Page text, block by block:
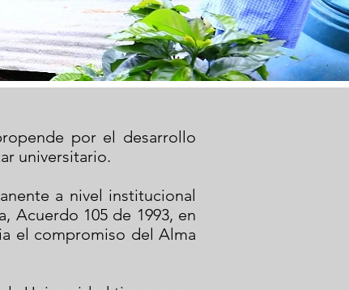
por el desarrollo
universitario.
a nivel institucional
Acuerdo 105 de 1993, en
el compromiso del Alma